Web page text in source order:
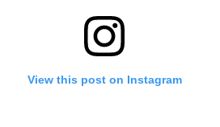
View this post on Instagram